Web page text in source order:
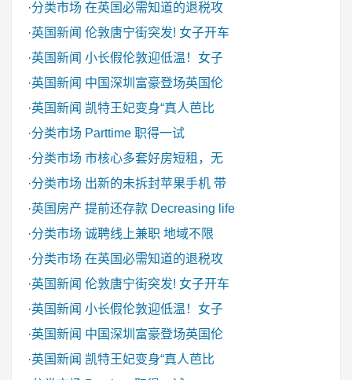
·分类市场 在英国必需知道的退税攻
·英国新闻 伦敦唐宁街突发! 女子开车
·英国新闻 小长假伦敦迎低温！女子
·英国新闻 中国深圳富豪登场英国伦
·英国新闻 凯特王妃变身“真人芭比
·分类市场 Parttime 职得一试
·分类市场 市核心多套好房短租，无
·分类市场 出新的未拆封苹果手机 带
·英国房产 提前还存款 Decreasing life
·分类市场 诚聘线上兼职 地域不限
·分类市场 在英国必需知道的退税攻
·英国新闻 伦敦唐宁街突发! 女子开车
·英国新闻 小长假伦敦迎低温！女子
·英国新闻 中国深圳富豪登场英国伦
·英国新闻 凯特王妃变身“真人芭比